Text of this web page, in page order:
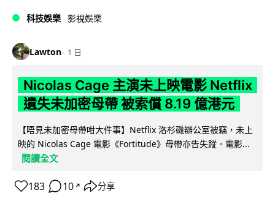
科技娛樂 影視娛樂
Lawton 1 日
Nicolas Cage 主演未上映電影 Netflix
遺失未加密母帶 被索償 8.19 億港元
【唔見未加密母帶咁大件事】Netflix 洛杉磯辦公室被竊，未上
映的 Nicolas Cage 電影《Fortitude》母帶亦告失蹤。電影...
閱讀全文
183 10 ↗ 分享